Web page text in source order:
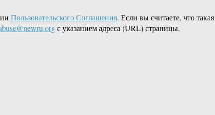
Пользовательского Соглашения. Если вы считаете, что такая
с указанием адреса (URL) страницы,